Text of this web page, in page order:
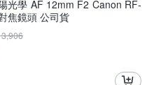
光學 AF 12mm F2 Canon RF-
焦鏡頭 公司貨